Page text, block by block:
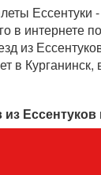
Ессентуки -
в интернете
из
в Курганинск,
Ессентуков